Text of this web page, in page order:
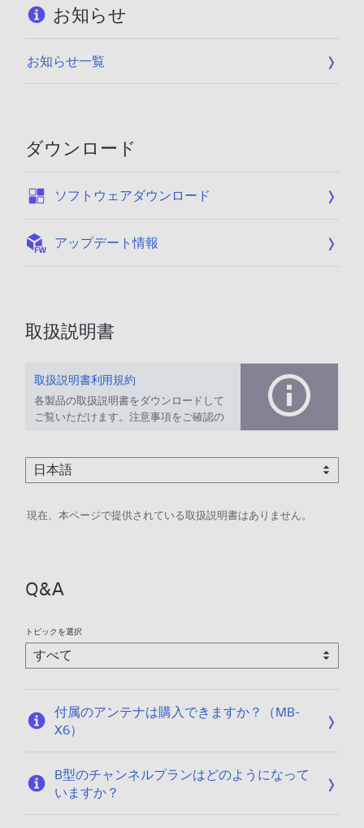
お知らせ
お知らせ一覧
ダウンロード
ソフトウェアダウンロード
アップデート情報
取扱説明書
取扱説明書利用規約
各製品の取扱説明書をダウンロードして
ご覧いただけます。注意事項をご確認の
現在、本ページで提供されている取扱説明書はありません。
Q&A
トピックを選択
付属のアンテナは購入できますか？（MB-
X6）
B型のチャンネルプランはどのようになって
いますか？